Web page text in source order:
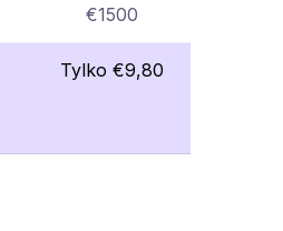
€1500
Tylko €9,80